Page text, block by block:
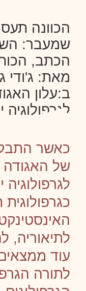
הכוונה
שמעבר:
הכתב,
מאת: ג'ודי
ב:עלון
לגרפולוגיה
כאשר
של האגודה
לגרפולוגיה
לתיאוריה,
עוד
לתורה